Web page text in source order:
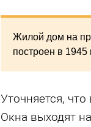
Жилой дом на
построен в
Уточняется,
Окна выходят